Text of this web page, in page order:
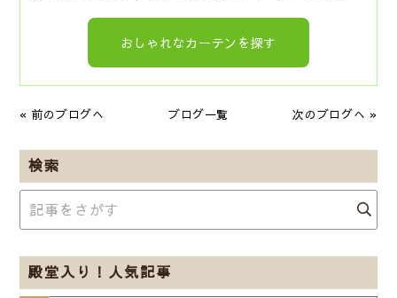
おしゃれなカーテンを探す
« 前のブログへ ブログ一覧 次のブログへ »
検索
殿堂入り！人気記事